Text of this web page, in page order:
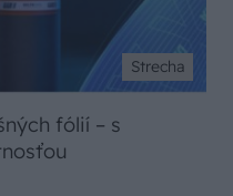
Strecha
fólií – s